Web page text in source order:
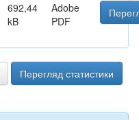
692,44
kB
Adobe
PDF
Перегляд статистики